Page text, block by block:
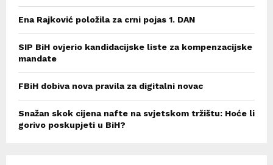
Ena Rajković položila za crni pojas 1. DAN
SIP BiH ovjerio kandidacijske liste za kompenzacijske
mandate
FBiH dobiva nova pravila za digitalni novac
Snažan skok cijena nafte na svjetskom tržištu: Hoće li
gorivo poskupjeti u BiH?